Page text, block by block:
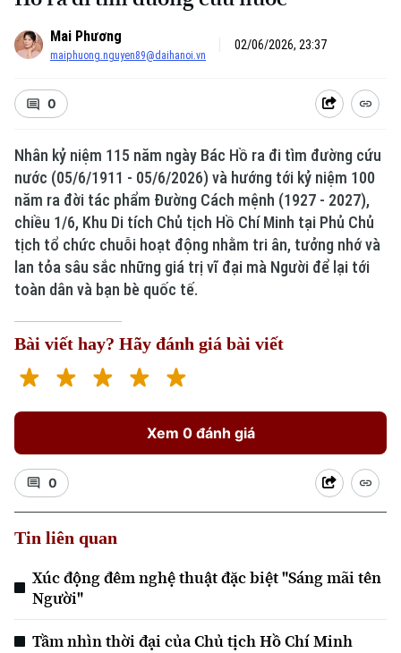
Xu hướng
Mai Phương
maiphuong.nguyen89@daihanoi.vn
02/06/2026, 23:37
0
Nhân kỷ niệm 115 năm ngày Bác Hồ ra đi tìm đường cứu
nước (05/6/1911 - 05/6/2026) và hướng tới kỷ niệm 100
năm ra đời tác phẩm Đường Cách mệnh (1927 - 2027),
chiều 1/6, Khu Di tích Chủ tịch Hồ Chí Minh tại Phủ Chủ
tịch tổ chức chuỗi hoạt động nhằm tri ân, tưởng nhớ và
lan tỏa sâu sắc những giá trị vĩ đại mà Người để lại tới
toàn dân và bạn bè quốc tế.
Bài viết hay? Hãy đánh giá bài viết
Xem 0 đánh giá
0
Tin liên quan
Xúc động đêm nghệ thuật đặc biệt "Sáng mãi tên
Người"
Tầm nhìn thời đại của Chủ tịch Hồ Chí Minh